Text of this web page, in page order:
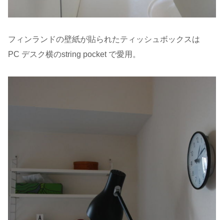
フィンランドの壁紙が貼られたティッシュボックスは
PC デスク横のstring pocket で愛用。